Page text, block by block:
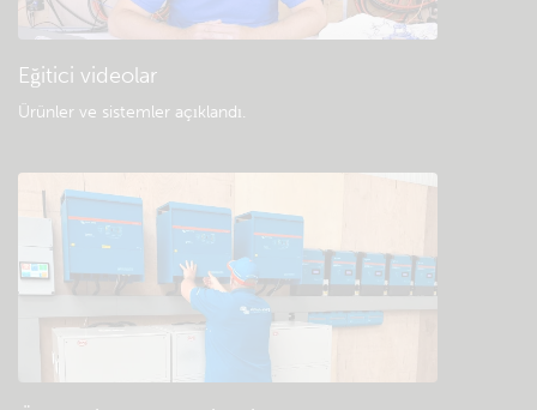
Eğitici videolar
Ürünler ve sistemler açıklandı.